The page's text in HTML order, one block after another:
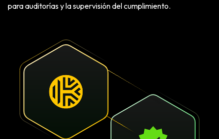
para auditorías y la supervisión del cumplimiento.